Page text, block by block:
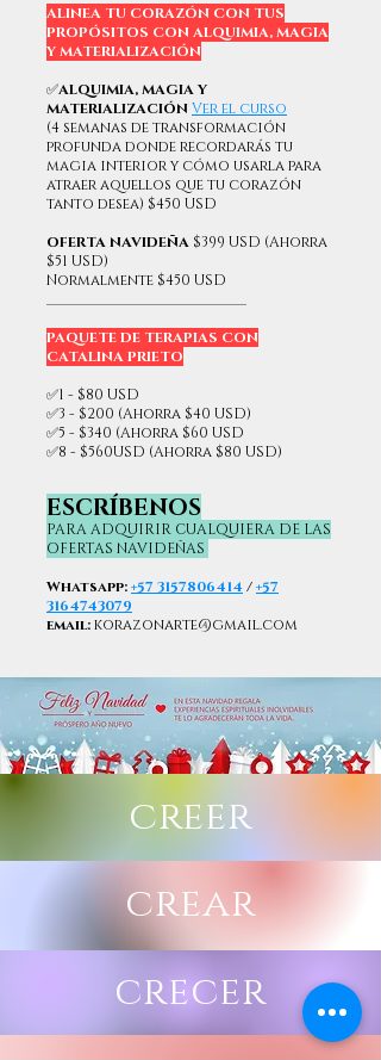
ALINEA TU CORAZÓN CON TUS
PROPÓSITOS CON ALQUIMIA, MAGIA
Y MATERIALIZACIÓN
✅ALQUIMIA, MAGIA Y
MATERIALIZACIÓNVer el curso
(4 semanas de transformación
profunda donde recordarás tu
magia interior y cómo usarla para
atraer aquellos que tu corazón
tanto desea) $450 USD
OFERTA NAVIDEÑA $399 USD (Ahorra
$51 USD)
Normalmente $450 USD
PAQUETE DE TERAPIAS CON
CATALINA PRIETO
✅1 - $80 USD
✅3 - $200 (Ahorra $40 USD)
✅5 - $340 (Ahorra $60 USD
✅8 - $560USD (Ahorra $80 USD)
ESCRÍBENOS
PARA ADQUIRIR CUALQUIERA DE LAS
OFERTAS NAVIDEÑAS
Whatsapp:+57 3157806414 /+57
3164743079
email:korazonarte@gmail.com
creer
crear
crecer